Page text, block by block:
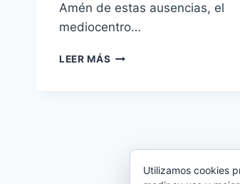
Amén de estas ausencias, el
mediocentro…
LEER MÁS CABALLERO
SÁBADO;Utilizamos cookies